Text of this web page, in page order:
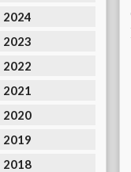
2024
2023
2022
2021
2020
2019
2018